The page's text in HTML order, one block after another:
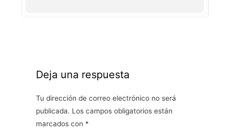
Deja una respuesta
Tu dirección de correo electrónico no será
publicada. Los campos obligatorios están
marcados con *